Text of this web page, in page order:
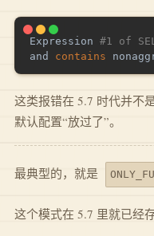
Expression #1 of
and
contains
这类报错在 5.7 时代并不
默认配置“放过了”。
最典型的，就是
这个模式在 5.7 里就已经